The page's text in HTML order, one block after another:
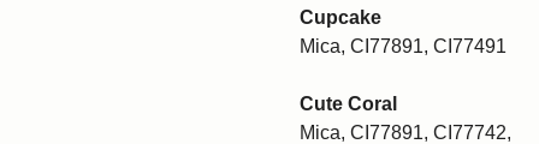
Cupcake
Mica, CI77891, CI77491
Cute Coral
Mica, CI77891, CI77742,